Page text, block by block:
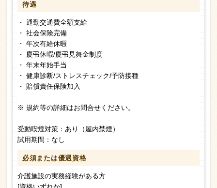
待遇
・ 通勤交通費全額支給
・ 社会保険完備
・ 年次有給休暇
・ 慶弔休暇/慶弔見舞金制度
・ 年末年始手当
・ 健康診断/ストレスチェック/予防接種
・ 賠償責任保険加入
※ 規約等の詳細はお問合せください。
受動喫煙対策：あり（屋内禁煙）
試用期間：なし
必須または優遇資格
介護施設の実務経験がある方